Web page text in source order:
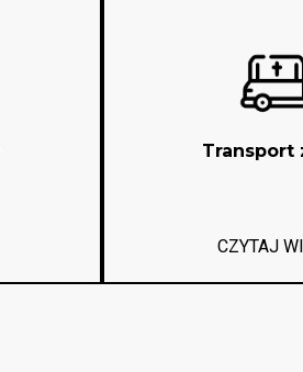
Transport
CZYTAJ